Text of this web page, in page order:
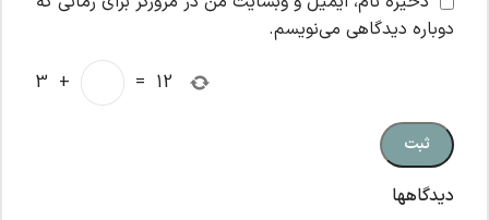
دیدگاهها
دوباره دیدگاهی می‌نویسم.
3 + = 12